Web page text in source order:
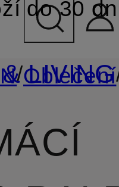
do 30
LIVING
/Oblečení